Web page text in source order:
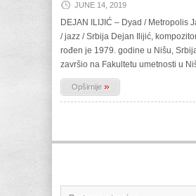
JUNE 14, 2019
DEJAN ILIJIĆ – Dyad / Metropolis
/ jazz / Srbija Dejan Ilijić,
rođen je 1979. godine u Nišu,
završio na Fakultetu umetnosti u
Opširnije »